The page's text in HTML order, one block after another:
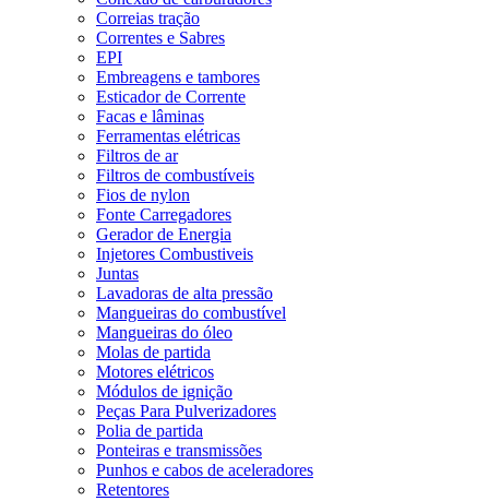
Correias tração
Correntes e Sabres
EPI
Embreagens e tambores
Esticador de Corrente
Facas e lâminas
Ferramentas elétricas
Filtros de ar
Filtros de combustíveis
Fios de nylon
Fonte Carregadores
Gerador de Energia
Injetores Combustiveis
Juntas
Lavadoras de alta pressão
Mangueiras do combustível
Mangueiras do óleo
Molas de partida
Motores elétricos
Módulos de ignição
Peças Para Pulverizadores
Polia de partida
Ponteiras e transmissões
Punhos e cabos de aceleradores
Retentores